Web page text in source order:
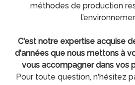
méthodes de production
C'est notre expertise acquise
d'années que nous mettons à
vous accompagner dans vos
Pour toute question, n'hésitez